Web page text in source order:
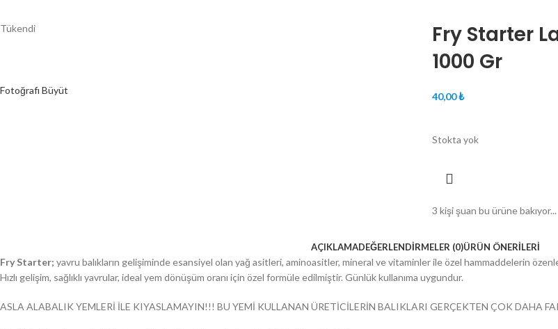
Tükendi
Fotoğrafı Büyüt
Fry Starter
1000 Gr
40,00₺
Stokta yok
3 kişi şuan bu ürüne bakıyor...
AÇIKLAMADEĞERLENDIRMELER (0)ÜRÜN ÖNERILERI
Fry Starter; yavru balıkların gelişiminde esansiyel olan yağ asitleri, aminoasitler, mineral ve vitaminler ile özel hammaddelerin
Hızlı gelişim, sağlıklı yavrular, ideal yem dönüşüm oranı için özel formüle edilmiştir. Günlük kullanıma uygundur.
ASLA ALABALIK YEMLERİ İLE KIYASLAMAYIN!!! BU YEMİ KULLANAN ÜRETİCİLERİN BALIKLARI GERÇEKTEN ÇOK DAHA